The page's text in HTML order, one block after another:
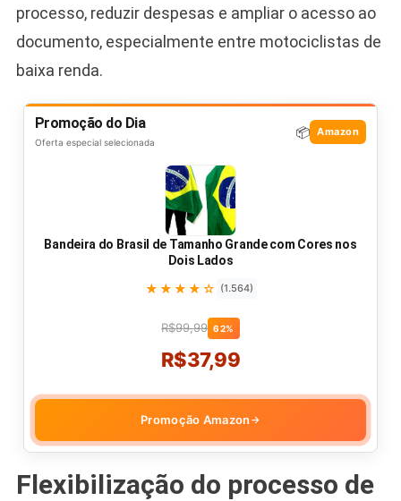
processo, reduzir despesas e ampliar o acesso ao
documento, especialmente entre motociclistas de
baixa renda.
Promoção do Dia
Oferta especial selecionada
📦 Amazon
Bandeira do Brasil de Tamanho Grande com Cores nos
Dois Lados
★★★★☆ (1.564)
R$99,99 62%
R$37,99
Promoção Amazon →
Flexibilização do processo de